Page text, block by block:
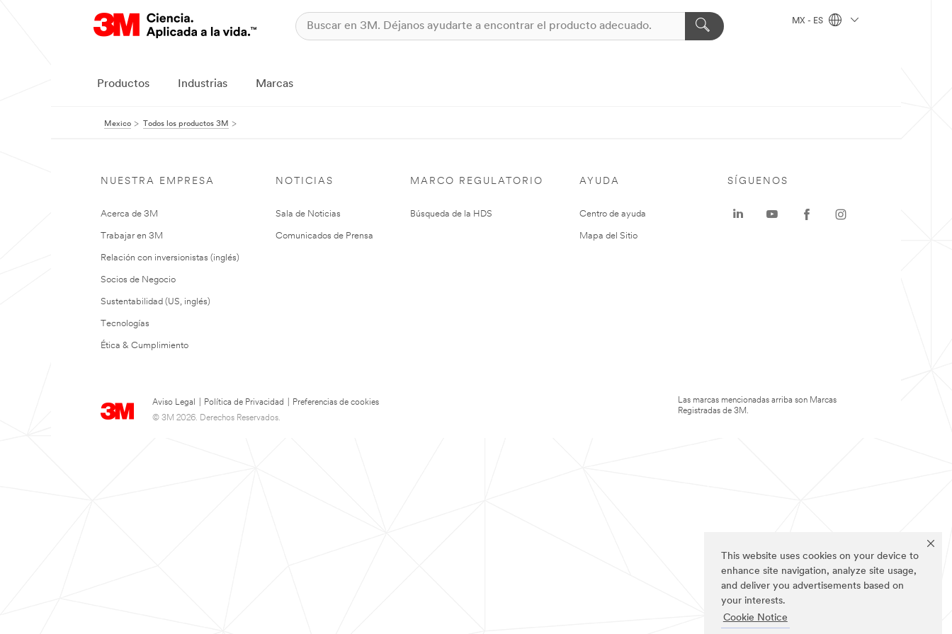
This website uses cookies on your device to
enhance site navigation, analyze site usage,
and deliver you advertisements based on
your interests.
Cookie Notice
MX - ES
Productos Industrias Marcas
Mexico Todos los productos 3M
NUESTRA EMPRESA
Acerca de 3M
Trabajar en 3M
Relación con inversionistas (inglés)
Socios de Negocio
Sustentabilidad (US, inglés)
Tecnologías
Ética & Cumplimiento
NOTICIAS
Sala de Noticias
Comunicados de Prensa
MARCO REGULATORIO
Búsqueda de la HDS
AYUDA
Centro de ayuda
Mapa del Sitio
Aviso Legal Política de Privacidad
Preferencias de cookies
© 3M 2026. Derechos Reservados.
SÍGUENOS
Las marcas mencionadas arriba son Marcas
Registradas de 3M.